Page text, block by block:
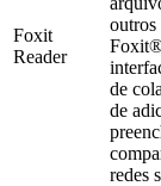
Foxit
Reader
outros
de
de
redes